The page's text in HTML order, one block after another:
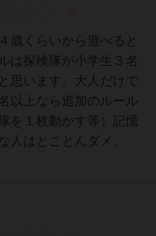
歳くらいから遊べると
は探検隊が小学生３名
思います。大人だけで
以上なら追加のルール
を１枚動かす等）記憶
人はとことんダメ。